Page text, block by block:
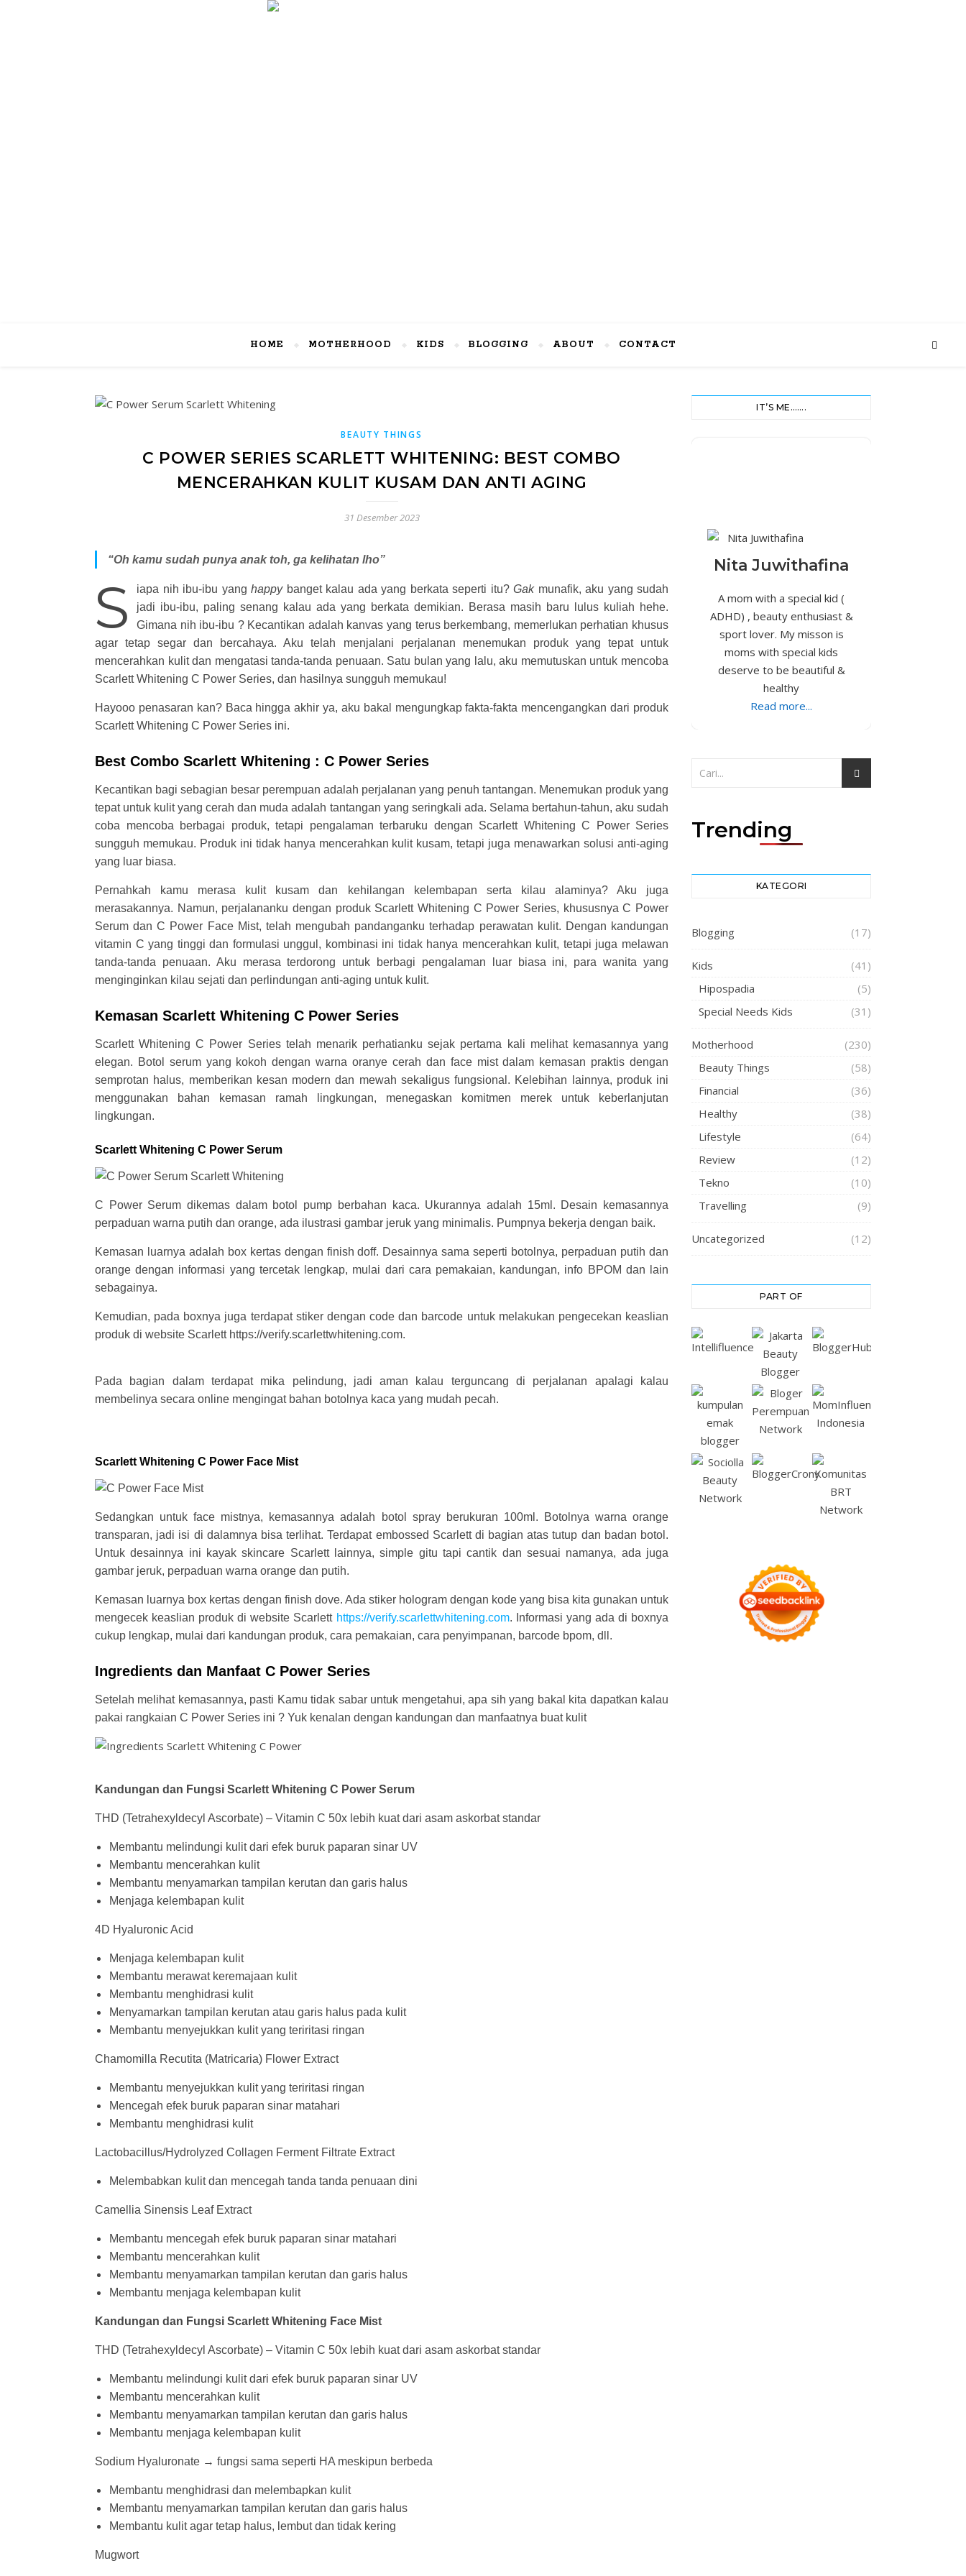
HOME MOTHERHOOD KIDS BLOGGING ABOUT CONTACT
BEAUTY THINGS
C POWER SERIES SCARLETT WHITENING: BEST COMBO
MENCERAHKAN KULIT KUSAM DAN ANTI AGING
31 Desember 2023
“Oh kamu sudah punya anak toh, ga kelihatan lho”
S iapa nih ibu-ibu yang happy banget kalau ada yang berkata seperti itu? Gakmunafik, aku yang sudah
jadi ibu-ibu, paling senang kalau ada yang berkata demikian. Berasa masih baru lulus kuliah hehe.
Gimana nih ibu-ibu ? Kecantikan adalah kanvas yang terus berkembang, memerlukan perhatian khusus
agar tetap segar dan bercahaya. Aku telah menjalani perjalanan menemukan produk yang tepat untuk
mencerahkan kulit dan mengatasi tanda-tanda penuaan. Satu bulan yang lalu, aku memutuskan untuk mencoba
Scarlett Whitening C Power Series, dan hasilnya sungguh memukau!
Hayooo penasaran kan? Baca hingga akhir ya, aku bakal mengungkap fakta-fakta mencengangkan dari produk
Scarlett Whitening C Power Series ini.
Best Combo Scarlett Whitening : C Power Series
Kecantikan bagi sebagian besar perempuan adalah perjalanan yang penuh tantangan. Menemukan produk yang
tepat untuk kulit yang cerah dan muda adalah tantangan yang seringkali ada. Selama bertahun-tahun, aku sudah
coba mencoba berbagai produk, tetapi pengalaman terbaruku dengan Scarlett Whitening C Power Series
sungguh memukau. Produk ini tidak hanya mencerahkan kulit kusam, tetapi juga menawarkan solusi anti-aging
yang luar biasa.
Pernahkah kamu merasa kulit kusam dan kehilangan kelembapan serta kilau alaminya? Aku juga
merasakannya. Namun, perjalananku dengan produk Scarlett Whitening C Power Series, khususnya C Power
Serum dan C Power Face Mist, telah mengubah pandanganku terhadap perawatan kulit. Dengan kandungan
vitamin C yang tinggi dan formulasi unggul, kombinasi ini tidak hanya mencerahkan kulit, tetapi juga melawan
tanda-tanda penuaan. Aku merasa terdorong untuk berbagi pengalaman luar biasa ini, para wanita yang
menginginkan kilau sejati dan perlindungan anti-aging untuk kulit.
Kemasan Scarlett Whitening C Power Series
Scarlett Whitening C Power Series telah menarik perhatianku sejak pertama kali melihat kemasannya yang
elegan. Botol serum yang kokoh dengan warna oranye cerah dan face mist dalam kemasan praktis dengan
semprotan halus, memberikan kesan modern dan mewah sekaligus fungsional. Kelebihan lainnya, produk ini
menggunakan bahan kemasan ramah lingkungan, menegaskan komitmen merek untuk keberlanjutan
lingkungan.
Scarlett Whitening C Power Serum
C Power Serum dikemas dalam botol pump berbahan kaca. Ukurannya adalah 15ml. Desain kemasannya
perpaduan warna putih dan orange, ada ilustrasi gambar jeruk yang minimalis. Pumpnya bekerja dengan baik.
Kemasan luarnya adalah box kertas dengan finish doff. Desainnya sama seperti botolnya, perpaduan putih dan
orange dengan informasi yang tercetak lengkap, mulai dari cara pemakaian, kandungan, info BPOM dan lain
sebagainya.
Kemudian, pada boxnya juga terdapat stiker dengan code dan barcode untuk melakukan pengecekan keaslian
produk di website Scarlett https://verify.scarlettwhitening.com.
Pada bagian dalam terdapat mika pelindung, jadi aman kalau terguncang di perjalanan apalagi kalau
membelinya secara online mengingat bahan botolnya kaca yang mudah pecah.
Scarlett Whitening C Power Face Mist
Sedangkan untuk face mistnya, kemasannya adalah botol spray berukuran 100ml. Botolnya warna orange
transparan, jadi isi di dalamnya bisa terlihat. Terdapat embossed Scarlett di bagian atas tutup dan badan botol.
Untuk desainnya ini kayak skincare Scarlett lainnya, simple gitu tapi cantik dan sesuai namanya, ada juga
gambar jeruk, perpaduan warna orange dan putih.
Kemasan luarnya box kertas dengan finish dove. Ada stiker hologram dengan kode yang bisa kita gunakan untuk
mengecek keaslian produk di website Scarlett https://verify.scarlettwhitening.com. Informasi yang ada di boxnya
cukup lengkap, mulai dari kandungan produk, cara pemakaian, cara penyimpanan, barcode bpom, dll.
Ingredients dan Manfaat C Power Series
Setelah melihat kemasannya, pasti Kamu tidak sabar untuk mengetahui, apa sih yang bakal kita dapatkan kalau
pakai rangkaian C Power Series ini ? Yuk kenalan dengan kandungan dan manfaatnya buat kulit
Kandungan dan Fungsi Scarlett Whitening C Power Serum
THD (Tetrahexyldecyl Ascorbate) – Vitamin C 50x lebih kuat dari asam askorbat standar
Membantu melindungi kulit dari efek buruk paparan sinar UV
Membantu mencerahkan kulit
Membantu menyamarkan tampilan kerutan dan garis halus
Menjaga kelembapan kulit
4D Hyaluronic Acid
Menjaga kelembapan kulit
Membantu merawat keremajaan kulit
Membantu menghidrasi kulit
Menyamarkan tampilan kerutan atau garis halus pada kulit
Membantu menyejukkan kulit yang teriritasi ringan
Chamomilla Recutita (Matricaria) Flower Extract
Membantu menyejukkan kulit yang teriritasi ringan
Mencegah efek buruk paparan sinar matahari
Membantu menghidrasi kulit
Lactobacillus/Hydrolyzed Collagen Ferment Filtrate Extract
Melembabkan kulit dan mencegah tanda tanda penuaan dini
Camellia Sinensis Leaf Extract
Membantu mencegah efek buruk paparan sinar matahari
Membantu mencerahkan kulit
Membantu menyamarkan tampilan kerutan dan garis halus
Membantu menjaga kelembapan kulit
Kandungan dan Fungsi Scarlett Whitening Face Mist
THD (Tetrahexyldecyl Ascorbate) – Vitamin C 50x lebih kuat dari asam askorbat standar
Membantu melindungi kulit dari efek buruk paparan sinar UV
Membantu mencerahkan kulit
Membantu menyamarkan tampilan kerutan dan garis halus
Membantu menjaga kelembapan kulit
Sodium Hyaluronate → fungsi sama seperti HA meskipun berbeda
Membantu menghidrasi dan melembapkan kulit
Membantu menyamarkan tampilan kerutan dan garis halus
Membantu kulit agar tetap halus, lembut dan tidak kering
Mugwort
IT’S ME…….
Nita Juwithafina
A mom with a special kid (
ADHD) , beauty enthusiast &
sport lover. My misson is
moms with special kids
deserve to be beautiful &
healthy
Read more...
Trending
KATEGORI
Blogging (17)
Kids
(41)
Hipospadia
(5)
Special Needs Kids
(31)
Motherhood
(230)
Beauty Things
(58)
Financial
(36)
Healthy
(38)
Lifestyle
(64)
Review
(12)
Tekno
(10)
Travelling
(9)
Uncategorized (12)
PART OF